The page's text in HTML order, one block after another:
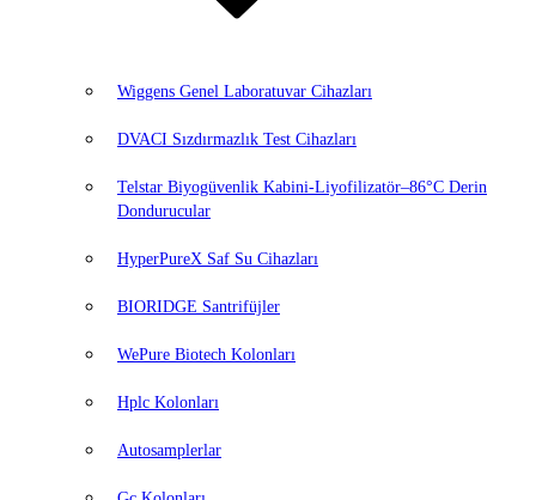
Wiggens Genel Laboratuvar Cihazları
DVACI Sızdırmazlık Test Cihazları
Telstar Biyogüvenlik Kabini-Liyofilizatör–86°C Derin
Dondurucular
HyperPureX Saf Su Cihazları
BIORIDGE Santrifüjler
WePure Biotech Kolonları
Hplc Kolonları
Autosamplerlar